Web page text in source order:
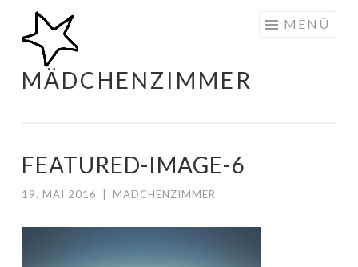
Zum
Inhalt
springen
MÄDCHENZIMMER
MENÜ
FEATURED-IMAGE-6
19. MAI 2016 MÄDCHENZIMMER